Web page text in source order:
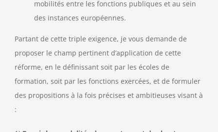
mobilités entre les fonctions publiques et au sein
des instances européennes.
Partant de cette triple exigence, je vous demande de
proposer le champ pertinent d’application de cette
réforme, en le définissant soit par les écoles de
formation, soit par les fonctions exercées, et de formuler
des propositions à la fois précises et ambitieuses visant à
: